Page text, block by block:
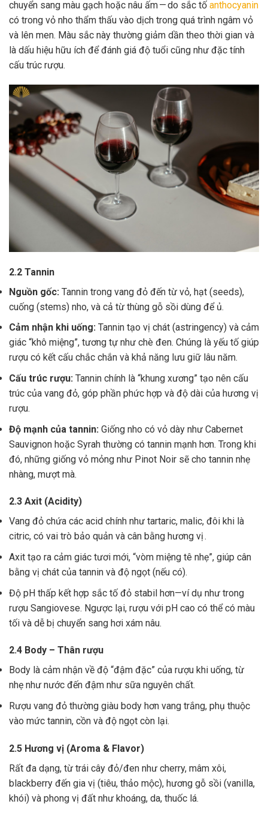
chuyển sang màu gạch hoặc nâu ấm — do sắc tố anthocyanin
có trong vỏ nho thẩm thấu vào dịch trong quá trình ngâm vỏ
và lên men. Màu sắc này thường giảm dần theo thời gian và
là dấu hiệu hữu ích để đánh giá độ tuổi cũng như đặc tính
cấu trúc rượu.
2.2 Tannin
Nguồn gốc: Tannin trong vang đỏ đến từ vỏ, hạt (seeds),
cuống (stems) nho, và cả từ thùng gỗ sồi dùng để ủ.
Cảm nhận khi uống: Tannin tạo vị chát (astringency) và cảm
giác “khô miệng”, tương tự như chè đen. Chúng là yếu tố giúp
rượu có kết cấu chắc chắn và khả năng lưu giữ lâu năm.
Cấu trúc rượu: Tannin chính là “khung xương” tạo nên cấu
trúc của vang đỏ, góp phần phức hợp và độ dài của hương vị
rượu.
Độ mạnh của tannin: Giống nho có vỏ dày như Cabernet
Sauvignon hoặc Syrah thường có tannin mạnh hơn. Trong khi
đó, những giống vỏ mỏng như Pinot Noir sẽ cho tannin nhẹ
nhàng, mượt mà.
2.3 Axit (Acidity)
Vang đỏ chứa các acid chính như tartaric, malic, đôi khi là
citric, có vai trò bảo quản và cân bằng hương vị .
Axit tạo ra cảm giác tươi mới, “vòm miệng tê nhẹ”, giúp cân
bằng vị chát của tannin và độ ngọt (nếu có).
Độ pH thấp kết hợp sắc tố đỏ stabil hơn—ví dụ như trong
rượu Sangiovese. Ngược lại, rượu với pH cao có thể có màu
tối và dễ bị chuyển sang hơi xám nâu.
2.4 Body – Thân rượu
Body là cảm nhận về độ “đậm đặc” của rượu khi uống, từ
nhẹ như nước đến đậm như sữa nguyên chất.
Rượu vang đỏ thường giàu body hơn vang trắng, phụ thuộc
vào mức tannin, cồn và độ ngọt còn lại.
2.5 Hương vị (Aroma & Flavor)
Rất đa dạng, từ trái cây đỏ/đen như cherry, mâm xôi,
blackberry đến gia vị (tiêu, thảo mộc), hương gỗ sồi (vanilla,
khói) và phong vị đất như khoáng, da, thuốc lá.